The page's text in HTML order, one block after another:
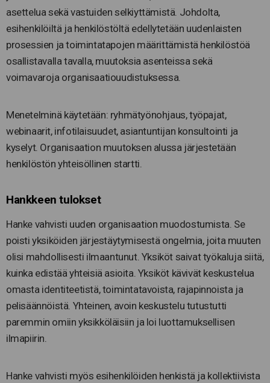
asettelua sekä vastuiden selkiyttämistä. Johdolta,
esihenkilöiltä ja henkilöstöltä edellytetään uudenlaisten
prosessien ja toimintatapojen määrittämistä henkilöstöä
osallistavalla tavalla, muutoksia asenteissa sekä
voimavaroja organisaatiouudistuksessa.
Menetelminä käytetään: ryhmätyönohjaus, työpajat,
webinaarit, infotilaisuudet, asiantuntijan konsultointi ja
kyselyt. Organisaation muutoksen alussa järjestetään
henkilöstön yhteisöllinen startti.
Hankkeen tulokset
Hanke vahvisti uuden organisaation muodostumista. Se
poisti yksiköiden järjestäytymisestä ongelmia, joita muuten
olisi mahdollisesti ilmaantunut. Yksiköt saivat työkaluja siitä,
kuinka edistää yhteisiä asioita. Yksiköt kävivät keskustelua
omasta identiteetistä, toimintatavoista, rajapinnoista ja
pelisäännöistä. Yhteinen, avoin keskustelu tutustutti
paremmin omiin yksikköläisiin ja loi luottamuksellisen
ilmapiirin.
Hanke vahvisti myös esihenkilöiden henkistä ja kollektiivista